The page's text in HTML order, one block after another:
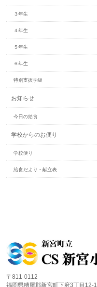
３年生
４年生
５年生
６年生
特別支援学級
お知らせ
今日の給食
学校からのお便り
学校便り
給食だより・献立表
〒811-0112
福岡県糟屋郡新宮町下府3丁目12-1